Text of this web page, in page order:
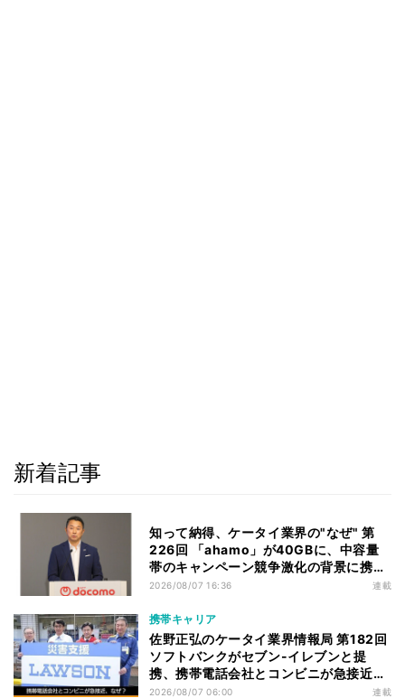
新着記事
知って納得、ケータイ業界の"なぜ" 第
226回 「ahamo」が40GBに、中容量
帯のキャンペーン競争激化の背景に携帯
各社の“迷い”あり
2026/08/07 16:36 連載
携帯キャリア
佐野正弘のケータイ業界情報局 第182回
ソフトバンクがセブン-イレブンと提
携、携帯電話会社とコンビニが急接近す
る理由は
2026/08/07 06:00 連載